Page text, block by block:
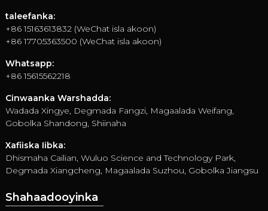
taleefanka:
+86 15163613832 (WeChat isla akoon)
+86 17705363500 (WeChat isla akoon)
Whatsapp:
+86 15615562218
Cinwaanka Warshadda:
Wadada Xingye, Degmada Fangzi, Magaalada Weifang,
Gobolka Shandong, Shiinaha
Xafiiska Iibka:
Dhismaha Cailian, Wuluo Science and Technology Park,
Degmada Xiangcheng, Magaalada Suzhou, Gobolka Jiangsu
Shahaadooyinka